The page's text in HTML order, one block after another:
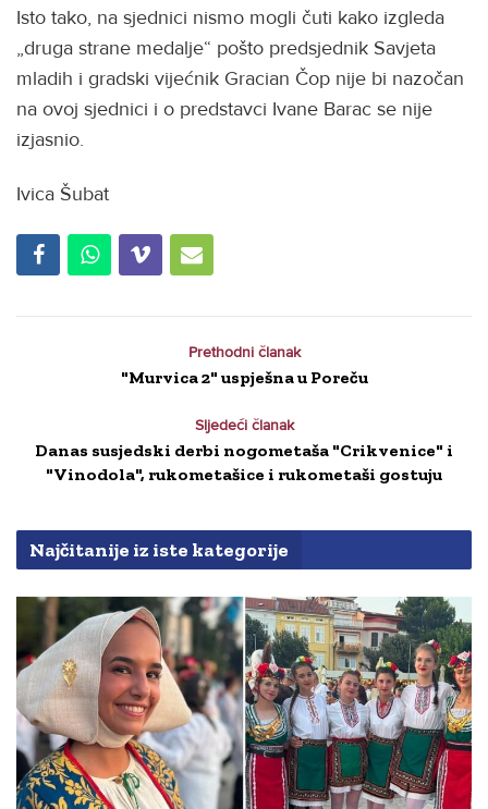
Isto tako, na sjednici nismo mogli čuti kako izgleda
„druga strane medalje“ pošto predsjednik Savjeta
mladih i gradski vijećnik Gracian Čop nije bi nazočan
na ovoj sjednici i o predstavci Ivane Barac se nije
izjasnio.
Ivica Šubat
Prethodni članak
"Murvica 2" uspješna u Poreču
Sljedeći članak
Danas susjedski derbi nogometaša "Crikvenice" i
"Vinodola", rukometašice i rukometaši gostuju
Najčitanije iz iste kategorije